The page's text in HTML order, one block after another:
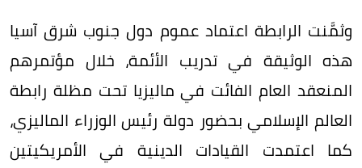
وثمَّنت الرابطة اعتماد عموم دول جنوب شرق آسيا
هذه الوثيقة في تدريب الأئمة، خلال مؤتمرهم
المنعقد العام الفائت في ماليزيا تحت مظلة رابطة
العالم الإسلامي بحضور دولة رئيس الوزراء الماليزي،
كما اعتمدت القيادات الدينية في الأمريكيتين